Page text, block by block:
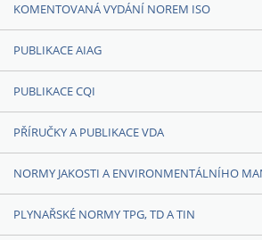
KOMENTOVANÁ VYDÁNÍ NOREM ISO
PUBLIKACE AIAG
PUBLIKACE CQI
PŘÍRUČKY A PUBLIKACE VDA
NORMY JAKOSTI A ENVIRONMENTÁLNÍHO
PLYNAŘSKÉ NORMY TPG, TD A TIN